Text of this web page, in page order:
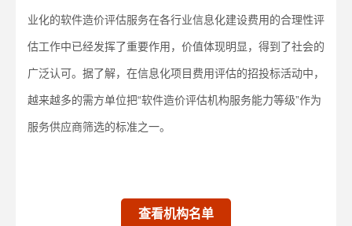
业化的软件造价评估服务在各行业信息化建设费用的合理性评
估工作中已经发挥了重要作用，价值体现明显，得到了社会的
广泛认可。据了解，在信息化项目费用评估的招投标活动中，
越来越多的需方单位把“软件造价评估机构服务能力等级”作为
服务供应商筛选的标准之一。
查看机构名单